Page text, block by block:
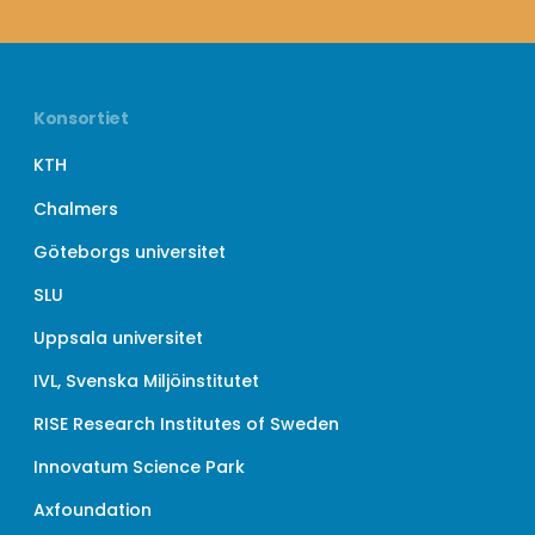
Konsortiet
KTH
Chalmers
Göteborgs universitet
SLU
Uppsala universitet
IVL, Svenska Miljöinstitutet
RISE Research Institutes of Sweden
Innovatum Science Park
Axfoundation